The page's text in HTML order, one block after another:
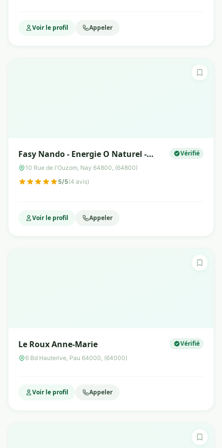
Voir le profil Appeler
Fasy Nando - Energie O Naturel -
Naturopathe
Vérifié
10 Rue de l'Ouzom, Nay 64800, (64800)
5/5(4 avis)
Voir le profil Appeler
Le Roux Anne-Marie Vérifié
6 Bd Hauterive, Pau 64000, (64000)
Voir le profil Appeler